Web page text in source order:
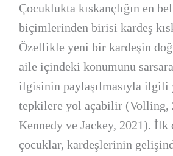
Çocuklukta kıskançlığın en
biçimlerinden birisi kardeş
Özellikle yeni bir kardeşin
aile içindeki konumunu
ilgisinin paylaşılmasıyla ilgili
tepkilere yol açabilir (Volling,
Kennedy ve Jackey, 2021). İlk
çocuklar, kardeşlerinin